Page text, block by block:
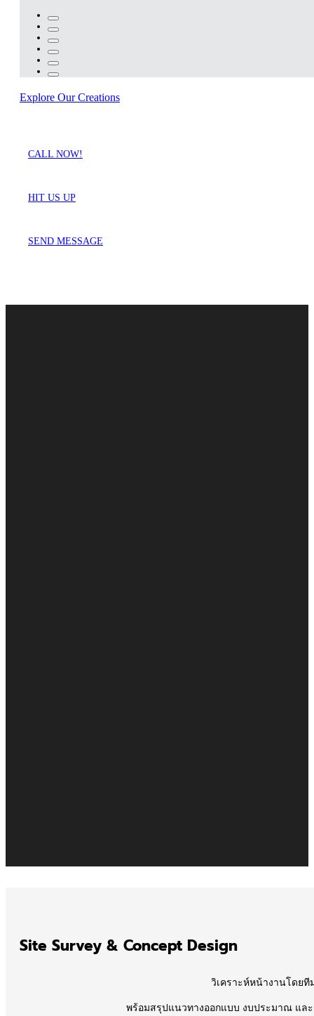
Explore Our Creations
CALL NOW!
HIT US UP
SEND MESSAGE
Site Survey & Concept Design
วิเคราะห์หน้างานโดย
พร้อมสรุปแนวทางออกแบบ งบประมาณ แล